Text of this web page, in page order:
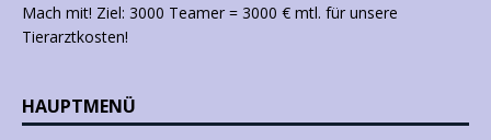
Mach mit! Ziel: 3000 Teamer = 3000 € mtl. für unsere
Tierarztkosten!
HAUPTMENÜ